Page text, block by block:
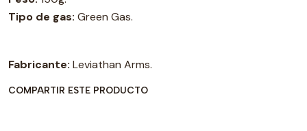
Tipo de gas: Green Gas.
Fabricante: Leviathan Arms.
COMPARTIR ESTE PRODUCTO